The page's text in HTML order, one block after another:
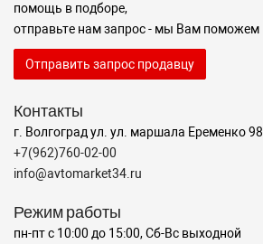
помощь в подборе,
отправьте нам запрос - мы Вам поможем
Отправить запрос продавцу
Контакты
г. Волгоград ул. ул. маршала Еременко 98
+7(962)760-02-00
info@avtomarket34.ru
Режим работы
пн-пт с 10:00 до 15:00, Сб-Вс выходной